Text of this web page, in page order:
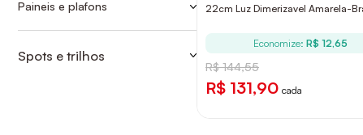
Paineis e plafons
Spots e trilhos
22cm Luz Dimerizavel Amarela-
Economize: R$ 12,65
R$ 144,55
R$ 131,90 cada